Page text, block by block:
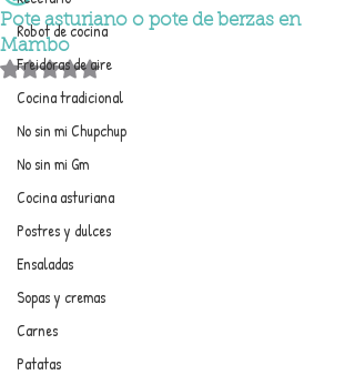
Robot de cocina
Freidoras de aire
Cocina tradicional
No sin mi Chupchup
No sin mi Gm
Cocina asturiana
Postres y dulces
Ensaladas
Sopas y cremas
Carnes
Patatas
Pote asturiano o pote de berzas en
Mambo
Obtuvo NaN de 5 estrellas.